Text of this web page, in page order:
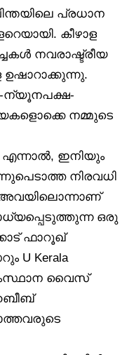
പ്രധാന
കീഴാള
നവരാഷ്ട്രീയ
ഉഷാറാക്കുന്നു.
ന്യൂനപക്ഷ-
നമ്മുടെ
ഇനിയും
നിരവധി
അവയിലൊന്നാണ്
ഒരു
ഫാറൂഖ്
U Kerala
സംസ്ഥാന വൈസ്